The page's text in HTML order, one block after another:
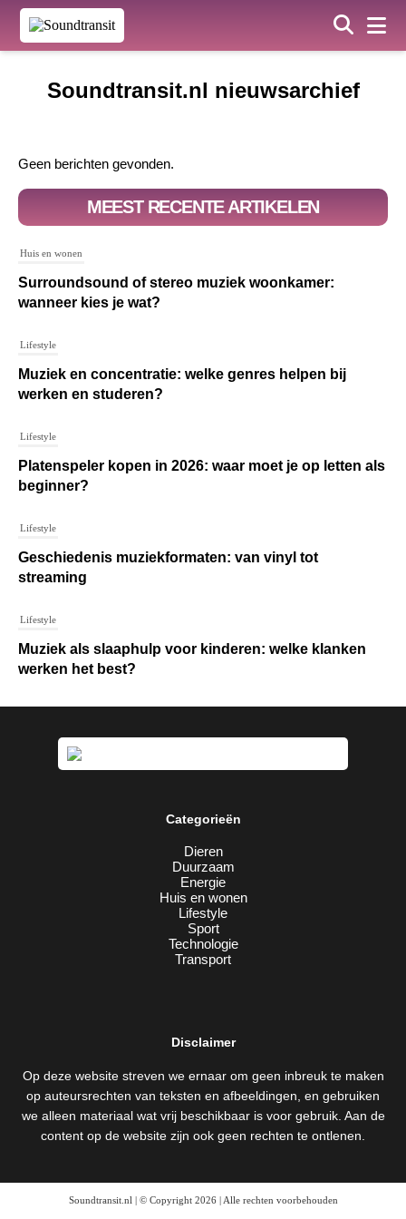
Soundtransit.nl nieuwsarchief
Geen berichten gevonden.
MEEST RECENTE ARTIKELEN
Huis en wonen
Surroundsound of stereo muziek woonkamer:
wanneer kies je wat?
Lifestyle
Muziek en concentratie: welke genres helpen bij
werken en studeren?
Lifestyle
Platenspeler kopen in 2026: waar moet je op letten als
beginner?
Lifestyle
Geschiedenis muziekformaten: van vinyl tot
streaming
Lifestyle
Muziek als slaaphulp voor kinderen: welke klanken
werken het best?
Categorieën
Dieren
Duurzaam
Energie
Huis en wonen
Lifestyle
Sport
Technologie
Transport
Disclaimer
Op deze website streven we ernaar om geen inbreuk te maken
op auteursrechten van teksten en afbeeldingen, en gebruiken
we alleen materiaal wat vrij beschikbaar is voor gebruik. Aan de
content op de website zijn ook geen rechten te ontlenen.
Soundtransit.nl | © Copyright 2026 | Alle rechten voorbehouden